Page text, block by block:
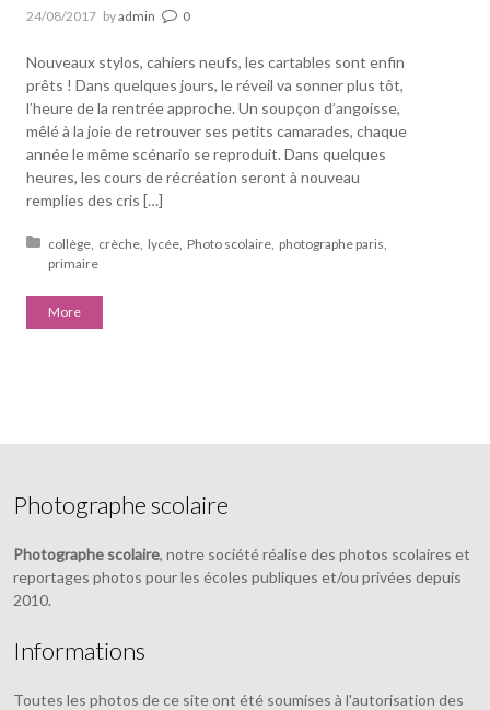
24/08/2017 byadmin 0
Nouveaux stylos, cahiers neufs, les cartables sont enfin
prêts ! Dans quelques jours, le réveil va sonner plus tôt,
l’heure de la rentrée approche. Un soupçon d’angoisse,
mêlé à la joie de retrouver ses petits camarades, chaque
année le même scénario se reproduit. Dans quelques
heures, les cours de récréation seront à nouveau
remplies des cris […]
Posted in:
collège crèche lycée Photo scolaire photographe paris
primaire
More
Photographe scolaire
Photographe scolaire, notre société réalise des photos scolaires et
reportages photos pour les écoles publiques et/ou privées depuis
2010.
Informations
Toutes les photos de ce site ont été soumises à l'autorisation des